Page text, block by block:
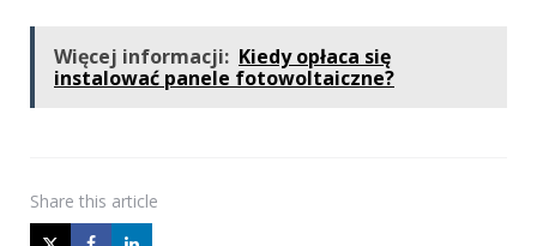
Więcej informacji: Kiedy opłaca się
instalować panele fotowoltaiczne?
Share this article